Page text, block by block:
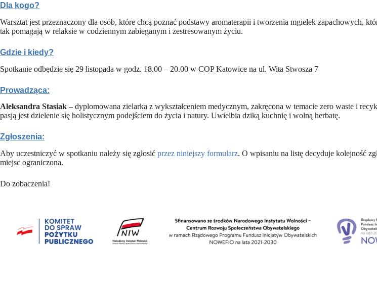
Dla kogo?
Warsztat jest przeznaczony dla osób, które chcą poznać podstawy aromaterapii i tworzenia mgiełek zapachowych,
tak pomagają w relaksie w codziennym zabieganym i zestresowanym życiu.
Gdzie i kiedy?
Spotkanie odbędzie się 29 listopada w godz. 18.00 – 20.00 w COP Katowice na ul. Wita Stwosza 7
Prowadząca:
Aleksandra Stasiak – dyplomowana zielarka z wykształceniem medycznym, zakręcona w temacie zero waste i
pasją jest dzielenie się holistycznym podejściem do życia i natury. Uwielbia dziką kuchnię i wolną herbatę.
Zgłoszenia:
Aby uczestniczyć w spotkaniu należy się zgłosić przez niniejszy formularz. O wpisaniu na listę decyduje kolejność
miejsc ograniczona.
Do zobaczenia!